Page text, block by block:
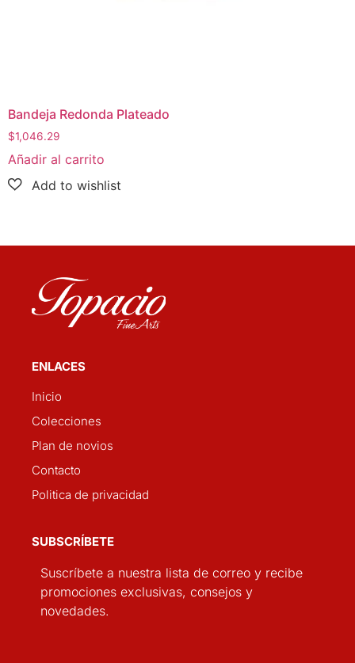
Bandeja Redonda Plateado
$1,046.29
Añadir al carrito
ENLACES
Inicio
Colecciones
Plan de novios
Contacto
Politica de privacidad
SUBSCRÍBETE
Suscríbete a nuestra lista de correo y recibe
promociones exclusivas, consejos y
novedades.